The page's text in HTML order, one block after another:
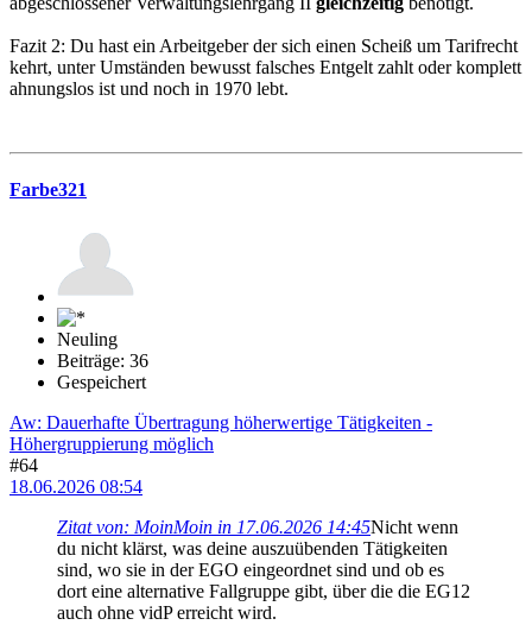
Fazit 2: Du hast ein Arbeitgeber der sich einen Scheiß um Tarifrecht
kehrt, unter Umständen bewusst falsches Entgelt zahlt oder komplett
ahnungslos ist und noch in 1970 lebt.
Farbe321
Neuling
Beiträge: 36
Gespeichert
Aw: Dauerhafte Übertragung höherwertige Tätigkeiten -
Höhergruppierung möglich
#64
18.06.2026 08:54
Zitat von: MoinMoin in 17.06.2026 14:45Nicht wenn
du nicht klärst, was deine auszuübenden Tätigkeiten
sind, wo sie in der EGO eingeordnet sind und ob es
dort eine alternative Fallgruppe gibt, über die die EG12
auch ohne vidP erreicht wird.